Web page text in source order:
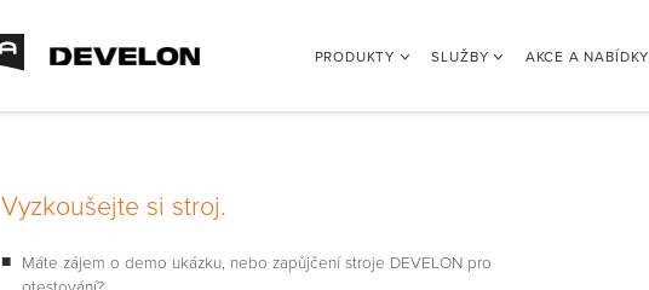
PRODUKTY SLUŽBY AKCE A NABÍDKY
Vyzkoušejte si stroj.
Máte zájem o demo ukázku, nebo zapůjčení stroje DEVELON pro